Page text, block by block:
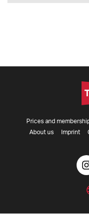
Prices and
About us
Imprint